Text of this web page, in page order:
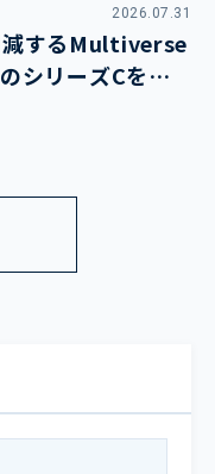
2026.07.31
減するMultiverse
シリーズCを発